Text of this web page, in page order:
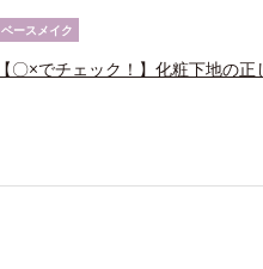
ベースメイク
【〇×でチェック！】化粧下地の